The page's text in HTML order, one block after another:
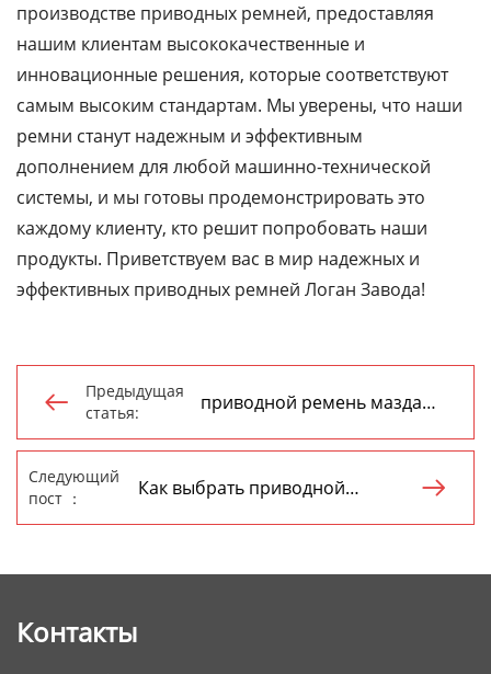
производстве приводных ремней, предоставляя
нашим клиентам высококачественные и
инновационные решения, которые соответствуют
самым высоким стандартам. Мы уверены, что наши
ремни станут надежным и эффективным
дополнением для любой машинно-технической
системы, и мы готовы продемонстрировать это
каждому клиенту, кто решит попробовать наши
продукты. Приветствуем вас в мир надежных и
эффективных приводных ремней Логан Завода!

Предыдущая
статья:
приводной ремень мазда
Следующий
пост ：
Как выбрать приводной

Контакты